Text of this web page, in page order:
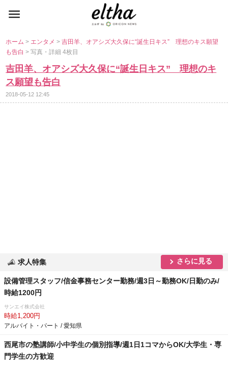
ホーム> エンタメ>吉田羊、オアシズ大久保に“誕生日キス” 理想のキス願望
も告白> 写真・詳細 4枚目
吉田羊、オアシズ大久保に“誕生日キス” 理想のキ
ス願望も告白
2018-05-12 12:45
求人特集 さらに見る
設備管理スタッフ/信金事務センター勤務/週3日～勤務OK/日勤のみ/
時給1200円
サンエイ株式会社
時給1,200円
アルバイト・パート / 愛知県
西尾市の塾講師/小中学生の個別指導/週1日1コマからOK/大学生・専
門学生の方歓迎